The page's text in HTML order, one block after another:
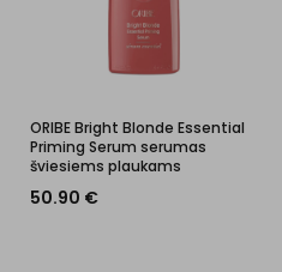
ORIBE Bright Blonde Essential
Priming Serum serumas
šviesiems plaukams
50.90 €